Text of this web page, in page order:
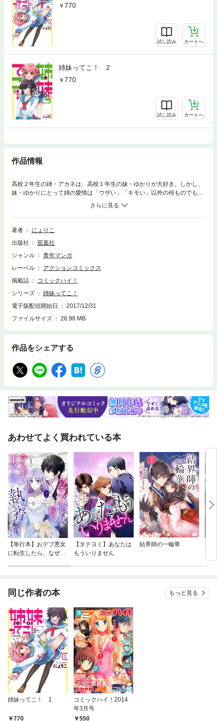
770
試し読み カートへ
姉妹ってこ！ 2
770
試し読み カートへ
作品情報
高校２年生の姉・アカネは、高校１年生の妹・ゆかりが大好き。しかし、
妹・ゆかりにとって姉の愛情は「ウザい」「キモい」以外の何ものでもな
かった！ 追うアカネ、逃げるゆかり。ウザがられても妹が好きだ！ 妹
のためなら死ねる！ まわりの愉快な仲間たちを巻き込んで繰り広げられ
る、ハイテンション姉妹ギャグ！
著者
にょりこ
出版社
双葉社
ジャンル
青年マンガ
レーベル
アクションコミックス
掲載誌
コミックハイ！
シリーズ
姉妹ってこ！
電子版配信開始日
2017/12/31
ファイルサイズ
26.98 MB
作品をシェアする
あわせてよく買われている本
【単行本】おデブ悪女
に転生したら、なぜか
【タテヨミ】あなたは
もういりません
結界師の一輪華
バ
今
同じ作者の本 もっと見る
姉妹ってこ！ 1
770
コミックハイ！2014
年3月号
550